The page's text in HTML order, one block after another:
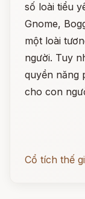
số loài tiểu
Gnome,
một loài
người. Tuy
quyền năng
cho con
Cổ tích thế